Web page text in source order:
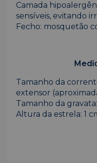
Camada
sensíveis, evitando
Fecho: mosquetão
Tamanho da
extensor
Tamanho da
Altura da estrela: 1